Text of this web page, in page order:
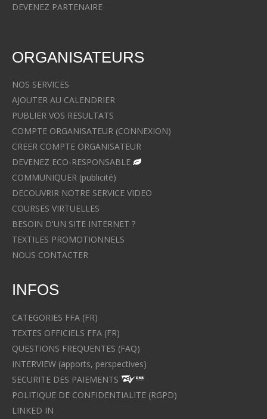
DEVENEZ PARTENAIRE
ORGANISATEURS
NOS SERVICES
AJOUTER AU CALENDRIER
PUBLIER VOS RESULTATS
COMPTE ORGANISATEUR (CONNEXION)
CREER COMPTE ORGANISATEUR
DEVENEZ ECO-RESPONSABLE
COMMUNIQUER (publicité)
DECOUVRIR NOTRE SERVICE VIDEO
COURSES VIRTUELLES
BESOIN D'UN SITE INTERNET ?
TEXTILES PROMOTIONNELS
NOUS CONTACTER
INFOS
CATEGORIES FFA (FR)
TEXTES OFFICIELS FFA (FR)
QUESTIONS FREQUENTES (FAQ)
INTERVIEW (apports, perspectives)
SECURITE DES PAIEMENTS
POLITIQUE DE CONFIDENTIALITE (RGPD)
LINKED IN